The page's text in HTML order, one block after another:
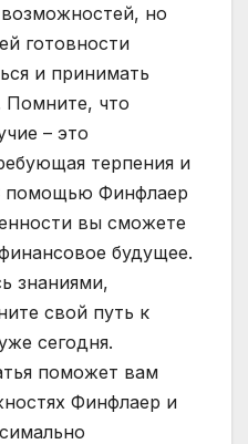
но
готовности
и принимать
Помните, что
– это
терпения и
помощью Финфлаер
вы сможете
будущее.
знаниями,
свой путь к
сегодня.
поможет вам
Финфлаер и